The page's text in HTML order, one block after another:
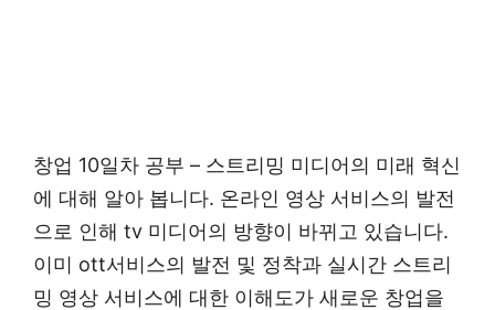
창업 10일차 공부 – 스트리밍 미디어의 미래 혁신
에 대해 알아 봅니다. 온라인 영상 서비스의 발전
으로 인해 tv 미디어의 방향이 바뀌고 있습니다.
이미 ott서비스의 발전 및 정착과 실시간 스트리
밍 영상 서비스에 대한 이해도가 새로운 창업을